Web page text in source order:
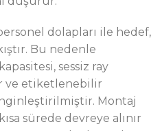
dolapları ile hedef,
Bu nedenle
sessiz ray
ve etiketlenebilir
Montaj
sürede devreye alınır